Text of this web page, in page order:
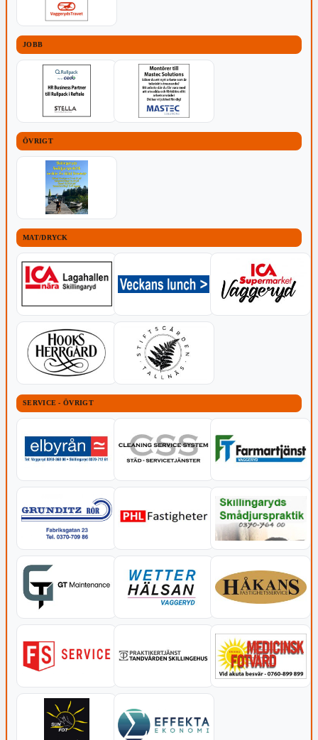
JOBB
ÖVRIGT
MAT/DRYCK
SERVICE - ÖVRIGT